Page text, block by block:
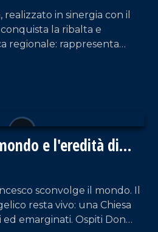
in sinergia con il
la ribalta e
regionale: rappresenta
con disabilità. Ospite
e l'eredità di
sconvolge il mondo. Il
resta vivo: una Chiesa
ed emarginati. Ospiti Don